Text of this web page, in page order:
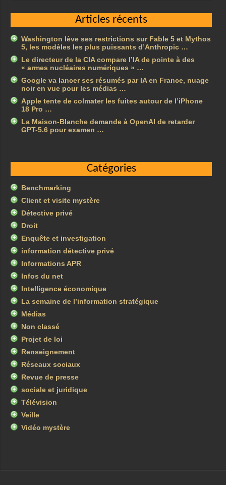
Articles récents
Washington lève ses restrictions sur Fable 5 et Mythos
5, les modèles les plus puissants d’Anthropic …
Le directeur de la CIA compare l’IA de pointe à des
« armes nucléaires numériques » …
Google va lancer ses résumés par IA en France, nuage
noir en vue pour les médias …
Apple tente de colmater les fuites autour de l’iPhone
18 Pro …
La Maison-Blanche demande à OpenAI de retarder
GPT-5.6 pour examen …
Catégories
Benchmarking
Client et visite mystère
Détective privé
Droit
Enquête et investigation
information détective privé
Informations APR
Infos du net
Intelligence économique
La semaine de l’information stratégique
Médias
Non classé
Projet de loi
Renseignement
Réseaux sociaux
Revue de presse
sociale et juridique
Télévision
Veille
Vidéo mystère